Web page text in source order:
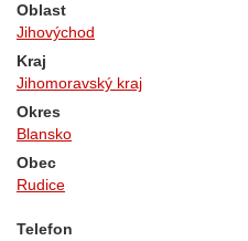
Oblast
Jihovýchod
Kraj
Jihomoravský kraj
Okres
Blansko
Obec
Rudice
Telefon